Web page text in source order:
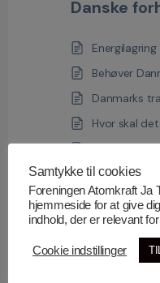
Danske
Energilagring
Behøver
Danmarks
Hvor skal
Regulatorisk
Personale til
Danmark
Myte: Ingen
Samtykke til cookies
Foreningen Atomkraft Ja
hjemmeside for at give
indhold, der er relevant
Cookie indstillinger